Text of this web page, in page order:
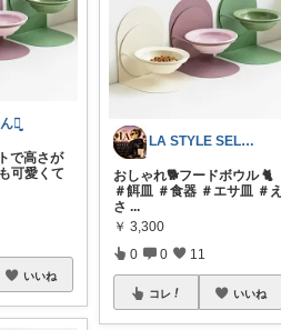
ꪔ̤̥
で高さが
可愛くて
いいね
LA STYLE SELECT
おしゃれ🐕フードボウル 🐈
＃餌皿 ＃食器 ＃エサ皿 ＃え
さ ...
￥ 3,300
0 0 11
コレ いいね